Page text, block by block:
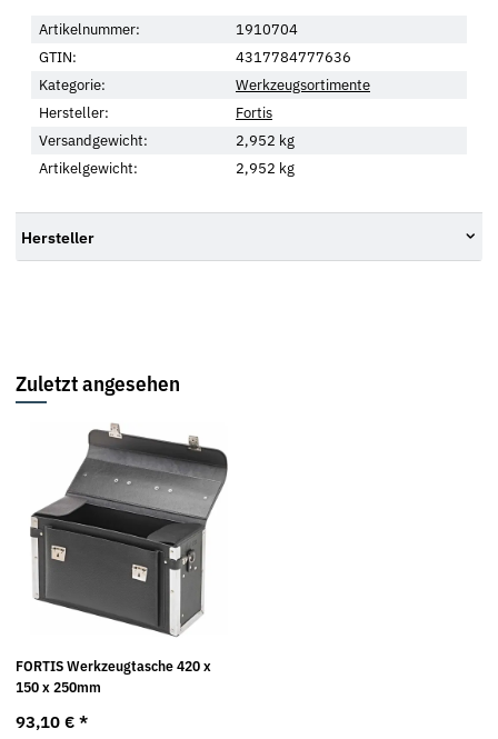
Artikelnummer:
1910704
GTIN:
4317784777636
Kategorie:
Werkzeugsortimente
Hersteller:
Fortis
Versandgewicht:
2,952 kg
Artikelgewicht:
2,952 kg
Hersteller
Zuletzt angesehen
FORTIS Werkzeugtasche 420 x
150 x 250mm
93,10 € *